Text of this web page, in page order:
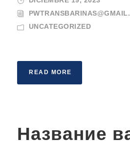
UNCATEGORIZED
READ MORE
Название